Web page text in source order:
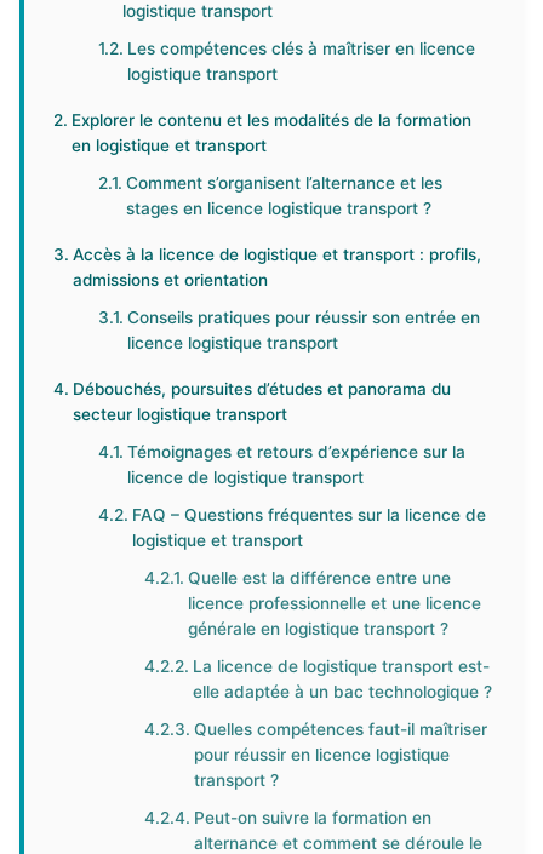
logistique transport
Les compétences clés à maîtriser en licence
logistique transport
Explorer le contenu et les modalités de la formation
en logistique et transport
Comment s’organisent l’alternance et les
stages en licence logistique transport ?
Accès à la licence de logistique et transport : profils,
admissions et orientation
Conseils pratiques pour réussir son entrée en
licence logistique transport
Débouchés, poursuites d’études et panorama du
secteur logistique transport
Témoignages et retours d’expérience sur la
licence de logistique transport
FAQ – Questions fréquentes sur la licence de
logistique et transport
Quelle est la différence entre une
licence professionnelle et une licence
générale en logistique transport ?
La licence de logistique transport est-
elle adaptée à un bac technologique ?
Quelles compétences faut-il maîtriser
pour réussir en licence logistique
transport ?
Peut-on suivre la formation en
alternance et comment se déroule le